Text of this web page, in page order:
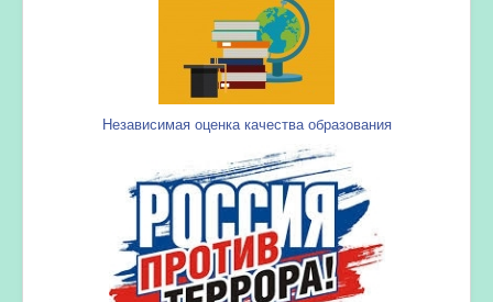
Независимая оценка качества образования